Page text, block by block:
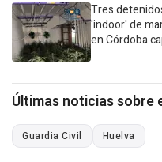
Tres
'indoor' de
en Córdoba
Últimas noticias sobre
Guardia Civil Huelva